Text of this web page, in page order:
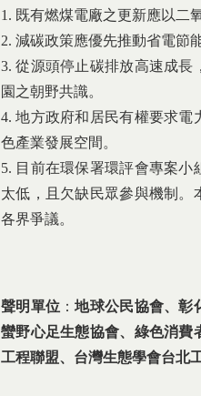
1. 既有燃煤電廠之更新應以二
2. 減碳政策應優先推動省電節
3. 從源頭停止碳排放高速成
園之朝野共識。
4. 地方政府和居民有權要求
色產業發展空間。
5. 目前在環保署環評會專案
太低，且欠缺民眾參與機制
各界爭議。
聲明單位 ：地球公民協會、彰
蠻野心足生態協會、綠色消費
工程聯盟、台灣生態學會台北